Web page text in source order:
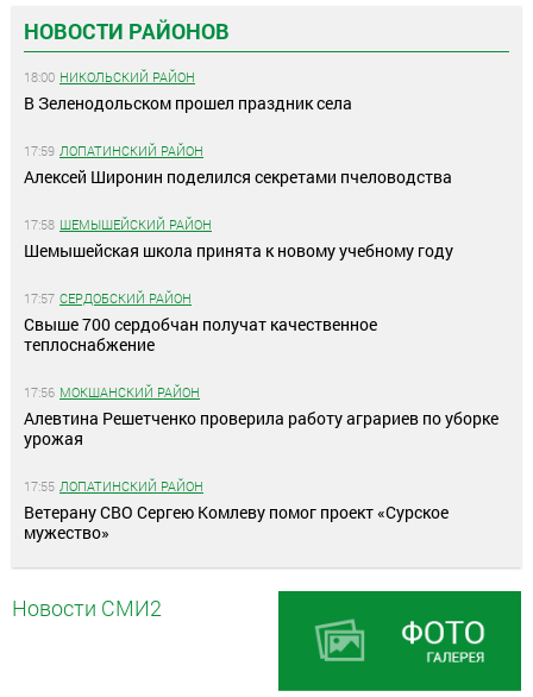
НОВОСТИ РАЙОНОВ
18:00 НИКОЛЬСКИЙ РАЙОН
В Зеленодольском прошел праздник села
17:59 ЛОПАТИНСКИЙ РАЙОН
Алексей Широнин поделился секретами пчеловодства
17:58 ШЕМЫШЕЙСКИЙ РАЙОН
Шемышейская школа принята к новому учебному году
17:57 СЕРДОБСКИЙ РАЙОН
Свыше 700 сердобчан получат качественное
теплоснабжение
17:56 МОКШАНСКИЙ РАЙОН
Алевтина Решетченко проверила работу аграриев по уборке
урожая
17:55 ЛОПАТИНСКИЙ РАЙОН
Ветерану СВО Сергею Комлеву помог проект «Сурское
мужество»
Новости СМИ2